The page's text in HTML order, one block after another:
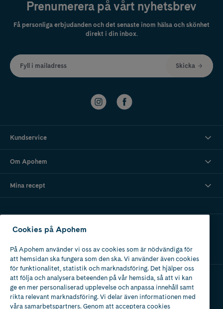
Prenumerera på vårt nyhetsbrev
Få personliga erbjudanden och det senaste inom hälsa och skönhet
direkt i din inbox.
Fyll i mailadress Skicka
Kundservice
Om Apohem
Mina recept
Ladda ner vår app
Apotek med tillstånd
av Läkemedelsverket
Cookies på Apohem
På Apohem använder vi oss av cookies som är nödvändiga för
att hemsidan ska fungera som den ska. Vi använder även cookies
för funktionalitet, statistik och marknadsföring. Det hjälper oss
att följa och analysera beteenden på vår hemsida, så att vi kan
ge en mer personaliserad upplevelse och anpassa innehåll samt
rikta relevant marknadsföring. Vi delar även informationen med
våra samarbetspartners. Genom att acceptera cookies